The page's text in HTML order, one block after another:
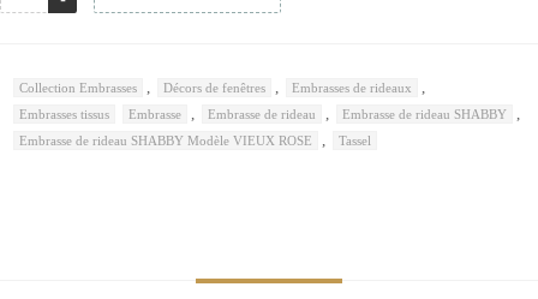
Collection Embrasses , Décors de fenêtres , Embrasses de rideaux ,
Embrasses tissus Embrasse , Embrasse de rideau , Embrasse de rideau SHABBY ,
Embrasse de rideau SHABBY Modèle VIEUX ROSE , Tassel